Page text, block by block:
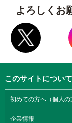
よろしくお
このサイトについて
初めての方へ（個人の
企業情報